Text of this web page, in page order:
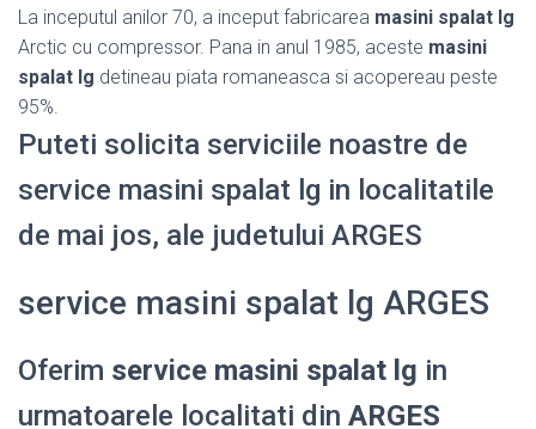
La inceputul anilor 70, a inceput fabricarea masini spalat lg
Arctic cu compressor. Pana in anul 1985, aceste masini
spalat lg detineau piata romaneasca si acopereau peste
95%.
Puteti solicita serviciile noastre de
service masini spalat lg in localitatile
de mai jos, ale judetului ARGES
service masini spalat lg ARGES
Oferim service masini spalat lg in
urmatoarele localitati din ARGES